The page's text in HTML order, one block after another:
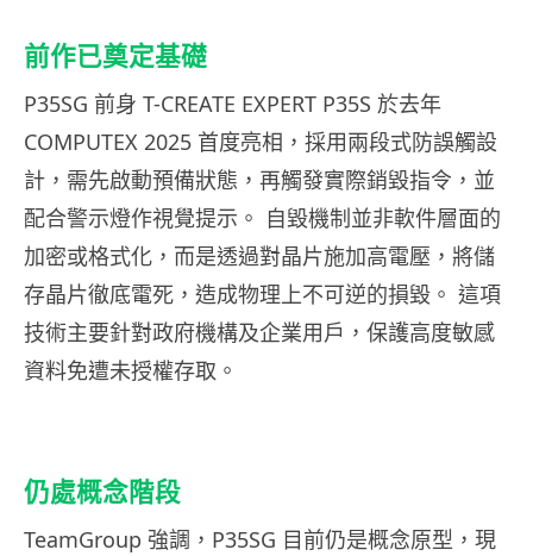
前作已奠定基礎
P35SG 前身 T-CREATE EXPERT P35S 於去年
COMPUTEX 2025 首度亮相，採用兩段式防誤觸設
計，需先啟動預備狀態，再觸發實際銷毀指令，並
配合警示燈作視覺提示。 自毀機制並非軟件層面的
加密或格式化，而是透過對晶片施加高電壓，將儲
存晶片徹底電死，造成物理上不可逆的損毀。 這項
技術主要針對政府機構及企業用戶，保護高度敏感
資料免遭未授權存取。
仍處概念階段
TeamGroup 強調，P35SG 目前仍是概念原型，現